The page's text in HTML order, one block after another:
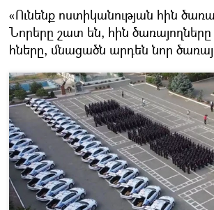
«Ունենք ոստիկանության հին
Նորերը շատ են, հին ծառայողները
հները, մնացածն արդեն նոր